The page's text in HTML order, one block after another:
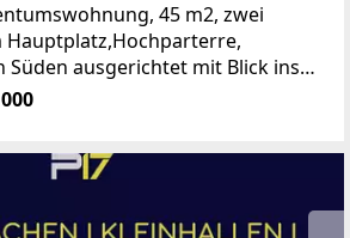
45 m2, zwei
Hauptplatz,Hochparterre,
Süden ausgerichtet mit Blick ins
über nur 4 Stufen in die
Volksschule,Mittelschule,